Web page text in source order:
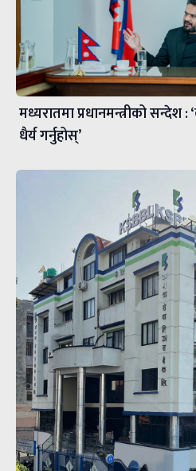
मध्यरातमा प्रधानमन्त्रीको
धैर्य गर्नुहोस्’